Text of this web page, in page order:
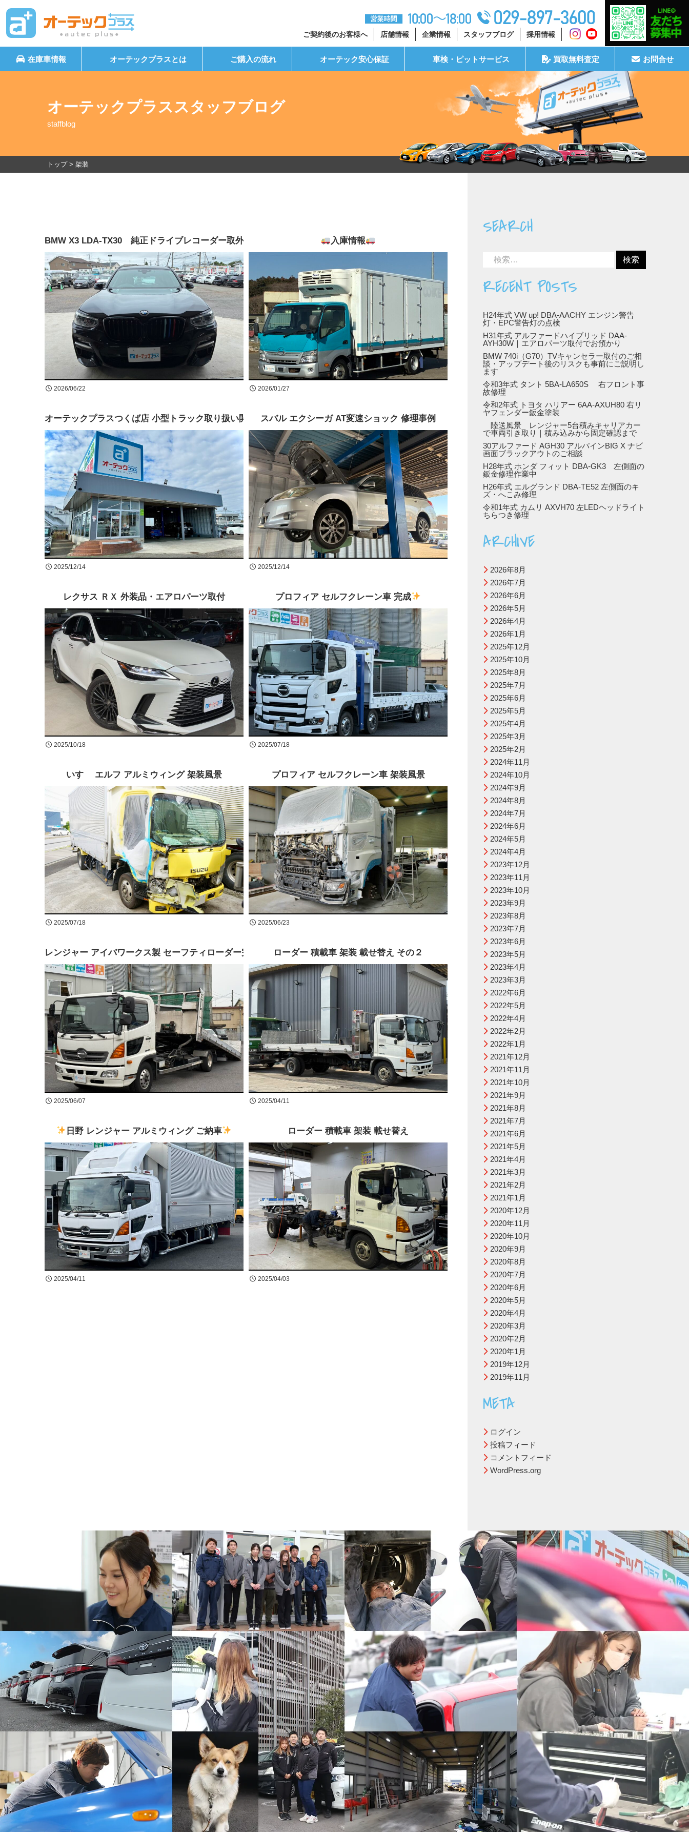
ご契約後のお客様へ 店舗情報 企業情報 スタッフブログ 採用情報
在庫車情報 オーテックプラスとは ご購入の流れ オーテック安心保証 車検・ピットサービス 買取無料査定 お問合せ
オーテックプラススタッフブログ
staffblog
トップ> 架装
BMW X3 LDA-TX30 純正ドライブレコーダー取外し・社外ドライブレコーダー取付
2026/06/22
入庫情報
2026/01/27
オーテックプラスつくば店 小型トラック取り扱い開始
2025/12/14
スバル エクシーガ AT変速ショック 修理事例
2025/12/14
レクサス ＲＸ 外装品・エアロパーツ取付
2025/10/18
プロフィア セルフクレーン車 完成
2025/07/18
いすゞ エルフ アルミウィング 架装風景
2025/07/18
プロフィア セルフクレーン車 架装風景
2025/06/23
レンジャー アイバワークス製 セーフティローダー完成
2025/06/07
ローダー 積載車 架装 載せ替え その２
2025/04/11
日野 レンジャー アルミウィング ご納車
2025/04/11
ローダー 積載車 架装 載せ替え
2025/04/03
SEARCH
RECENT POSTS
H24年式 VW up! DBA-AACHY エンジン警告
灯・EPC警告灯の点検
H31年式 アルファードハイブリッド DAA-
AYH30W｜エアロパーツ取付でお預かり
BMW 740i（G70）TVキャンセラー取付のご相
談・アップデート後のリスクも事前にご説明し
ます
令和3年式 タント 5BA-LA650S 右フロント事
故修理
令和2年式 トヨタ ハリアー 6AA-AXUH80 右リ
ヤフェンダー鈑金塗装
陸送風景 レンジャー5台積みキャリアカー
で車両引き取り｜積み込みから固定確認まで
30アルファード AGH30 アルパインBIG X ナビ
画面ブラックアウトのご相談
H28年式 ホンダ フィット DBA-GK3 左側面の
鈑金修理作業中
H26年式 エルグランド DBA-TE52 左側面のキ
ズ・へこみ修理
令和1年式 カムリ AXVH70 左LEDヘッドライト
ちらつき修理
ARCHIVE
2026年8月
2026年7月
2026年6月
2026年5月
2026年4月
2026年1月
2025年12月
2025年10月
2025年8月
2025年7月
2025年6月
2025年5月
2025年4月
2025年3月
2025年2月
2024年11月
2024年10月
2024年9月
2024年8月
2024年7月
2024年6月
2024年5月
2024年4月
2023年12月
2023年11月
2023年10月
2023年9月
2023年8月
2023年7月
2023年6月
2023年5月
2023年4月
2023年3月
2022年6月
2022年5月
2022年4月
2022年2月
2022年1月
2021年12月
2021年11月
2021年10月
2021年9月
2021年8月
2021年7月
2021年6月
2021年5月
2021年4月
2021年3月
2021年2月
2021年1月
2020年12月
2020年11月
2020年10月
2020年9月
2020年8月
2020年7月
2020年6月
2020年5月
2020年4月
2020年3月
2020年2月
2020年1月
2019年12月
2019年11月
META
ログイン
投稿フィード
コメントフィード
WordPress.org